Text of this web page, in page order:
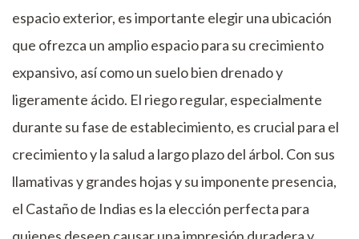
espacio exterior, es importante elegir una ubicación
que ofrezca un amplio espacio para su crecimiento
expansivo, así como un suelo bien drenado y
ligeramente ácido. El riego regular, especialmente
durante su fase de establecimiento, es crucial para el
crecimiento y la salud a largo plazo del árbol. Con sus
llamativas y grandes hojas y su imponente presencia,
el Castaño de Indias es la elección perfecta para